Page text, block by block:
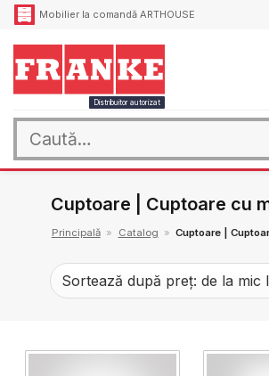
Skip
Mobilier la comandă ARTHOUSE
Distribuitor autorizat
după:
Cuptoare | Cuptoare cu
Principală » Catalog » Cuptoare |